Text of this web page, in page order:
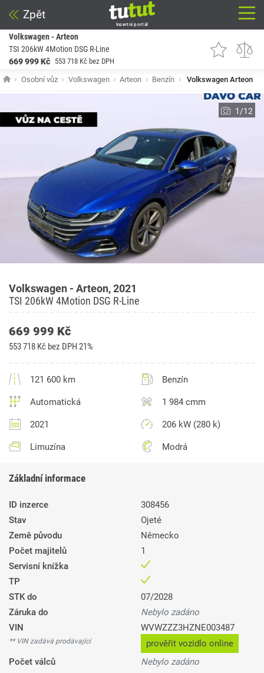
Zpět
Inzertní portál
Volkswagen - Arteon
TSI 206kW 4Motion DSG R-Line
669 999 Kč 553 718 Kč bez DPH
Osobní vůz Volkswagen Arteon Benzín Volkswagen Arteon
1/12
Volkswagen - Arteon, 2021
TSI 206kW 4Motion DSG R-Line
669 999 Kč
553 718 Kč bez DPH 21%
121 600 km Benzín
Automatická 1 984 cmm
2021 206 kW (280 k)
Limuzína Modrá
Základní informace
ID inzerce
308456
Stav
Ojeté
Země původu
Německo
Počet majitelů
1
Servisní knížka
TP
STK do
07/2028
Záruka do
Nebylo zadáno
VIN
** VIN zadává prodávající
WVWZZZ3HZNE003487
prověřit vozidlo online
Počet válců
Nebylo zadáno